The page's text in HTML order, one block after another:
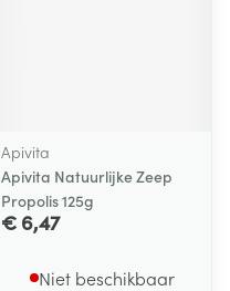
Apivita
Apivita Natuurlijke Zeep
Propolis 125g
€ 6,47
Niet beschikbaar